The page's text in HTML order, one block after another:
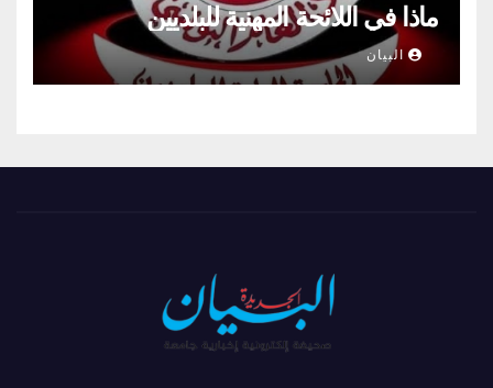
ماذا في اللائحة المهنية للبلديين
البيان